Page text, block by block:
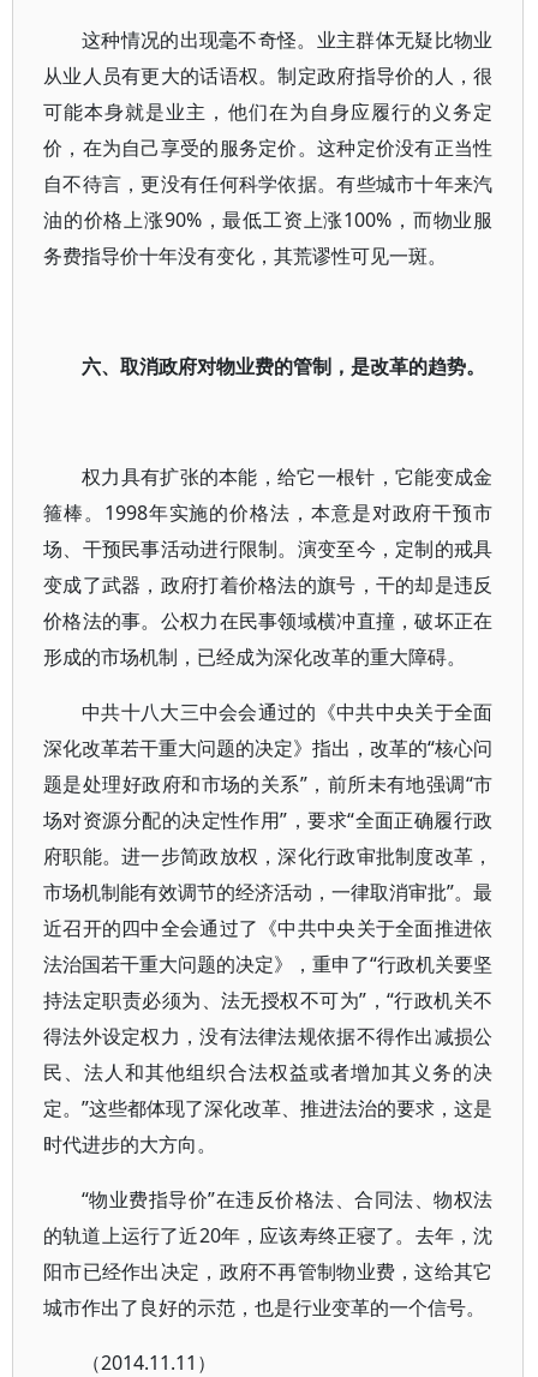
这种情况的出现毫不奇怪。业主群体无疑比物业
从业人员有更大的话语权。制定政府指导价的人，很
可能本身就是业主，他们在为自身应履行的义务定
价，在为自己享受的服务定价。这种定价没有正当性
自不待言，更没有任何科学依据。有些城市十年来汽
油的价格上涨90%，最低工资上涨100%，而物业服
务费指导价十年没有变化，其荒谬性可见一斑。
六、取消政府对物业费的管制，是改革的趋势。
权力具有扩张的本能，给它一根针，它能变成金
箍棒。1998年实施的价格法，本意是对政府干预市
场、干预民事活动进行限制。演变至今，定制的戒具
变成了武器，政府打着价格法的旗号，干的却是违反
价格法的事。公权力在民事领域横冲直撞，破坏正在
形成的市场机制，已经成为深化改革的重大障碍。
中共十八大三中会会通过的《中共中央关于全面
深化改革若干重大问题的决定》指出，改革的“核心问
题是处理好政府和市场的关系”，前所未有地强调“市
场对资源分配的决定性作用”，要求“全面正确履行政
府职能。进一步简政放权，深化行政审批制度改革，
市场机制能有效调节的经济活动，一律取消审批”。最
近召开的四中全会通过了《中共中央关于全面推进依
法治国若干重大问题的决定》，重申了“行政机关要坚
持法定职责必须为、法无授权不可为”，“行政机关不
得法外设定权力，没有法律法规依据不得作出减损公
民、法人和其他组织合法权益或者增加其义务的决
定。”这些都体现了深化改革、推进法治的要求，这是
时代进步的大方向。
“物业费指导价”在违反价格法、合同法、物权法
的轨道上运行了近20年，应该寿终正寝了。去年，沈
阳市已经作出决定，政府不再管制物业费，这给其它
城市作出了良好的示范，也是行业变革的一个信号。
（2014.11.11）